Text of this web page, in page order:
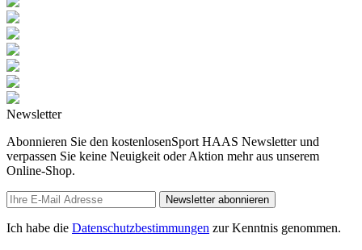
Newsletter
Abonnieren Sie den kostenlosenSport HAAS Newsletter und
verpassen Sie keine Neuigkeit oder Aktion mehr aus unserem
Online-Shop.
Newsletter abonnieren
Ich habe die Datenschutzbestimmungen zur Kenntnis genommen.